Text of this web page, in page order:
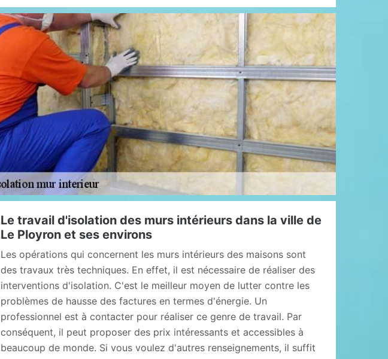
Le travail d'isolation des murs intérieurs dans la ville de
Le Ployron et ses environs
Les opérations qui concernent les murs intérieurs des maisons sont
des travaux très techniques. En effet, il est nécessaire de réaliser des
interventions d'isolation. C'est le meilleur moyen de lutter contre les
problèmes de hausse des factures en termes d'énergie. Un
professionnel est à contacter pour réaliser ce genre de travail. Par
conséquent, il peut proposer des prix intéressants et accessibles à
beaucoup de monde. Si vous voulez d'autres renseignements, il suffit